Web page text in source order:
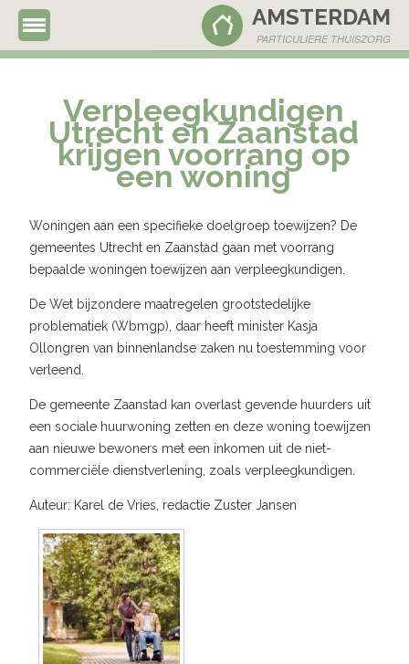
AMSTERDAM
PARTICULIERE THUISZORG
020 - 63 66 837
Verpleegkundigen
Utrecht en Zaanstad
krijgen voorrang op
een woning
Woningen aan een specifieke doelgroep toewijzen? De
gemeentes Utrecht en Zaanstad gaan met voorrang
bepaalde woningen toewijzen aan verpleegkundigen.
De Wet bijzondere maatregelen grootstedelijke
problematiek (Wbmgp), daar heeft minister Kasja
Ollongren van binnenlandse zaken nu toestemming voor
verleend.
De gemeente Zaanstad kan overlast gevende huurders uit
een sociale huurwoning zetten en deze woning toewijzen
aan nieuwe bewoners met een inkomen uit de niet-
commerciële dienstverlening, zoals verpleegkundigen.
Auteur: Karel de Vries, redactie Zuster Jansen